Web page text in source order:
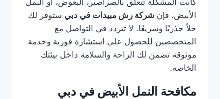
الأبيض، فإن شركة رش مبيدات في دبي ستوفر لك
حلاً جذريًا وسريعًا. لا تتردد في التواصل مع
المتخصصين للحصول على استشارة فورية وخدمة
موثوقة تضمن لك الراحة والسلامة داخل بيئتك
الخاصة.
مكافحة النمل الأبيض في دبي